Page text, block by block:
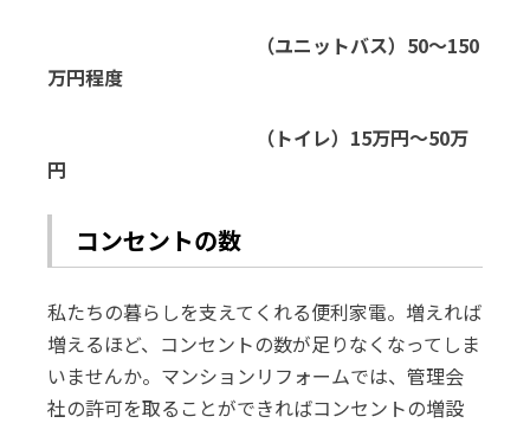
（ユニットバス）50～150
万円程度
（トイレ）15万円～50万
円
コンセントの数
私たちの暮らしを支えてくれる便利家電。増えれば
増えるほど、コンセントの数が足りなくなってしま
いませんか。マンションリフォームでは、管理会
社の許可を取ることができればコンセントの増設